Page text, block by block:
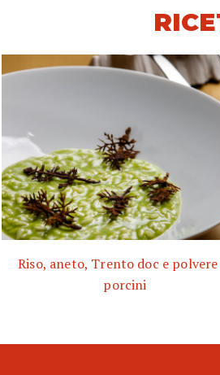
Riso, aneto, Trento doc e
porcini